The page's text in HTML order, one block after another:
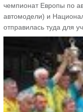
чемпионат Европы по
автомодели) и
отправилась туда для